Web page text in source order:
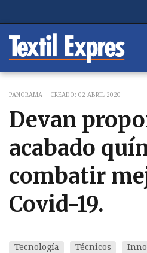
PANORAMA CREADO: 02 ABRIL 2020
Devan
acabado
combatir
Covid-19.
Tecnología Técnicos